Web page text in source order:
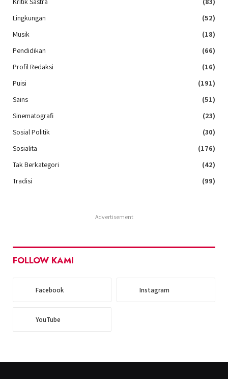
Lingkungan
(52)
Musik
(18)
Pendidikan
(66)
Profil Redaksi
(16)
Puisi
(191)
Sains
(51)
Sinematografi
(23)
Sosial Politik
(30)
Sosialita
(176)
Tak Berkategori
(42)
Tradisi
(99)
Advertisement
FOLLOW KAMI
Facebook Instagram
YouTube